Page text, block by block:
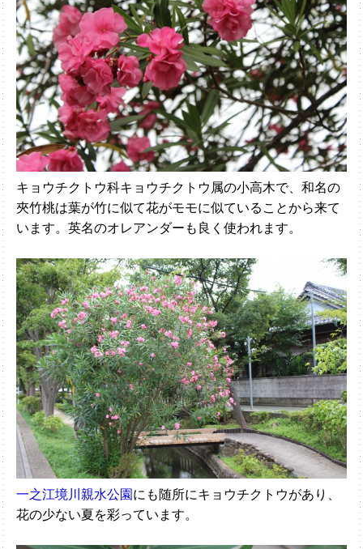
キョウチクトウ科キョウチクトウ属の小高木で、和名の
夾竹桃は葉が竹に似て花がモモに似ていることから来て
います。英名のオレアンダーも良く使われます。
一之江境川親水公園にも随所にキョウチクトウがあり、
花の少ない夏を彩っています。